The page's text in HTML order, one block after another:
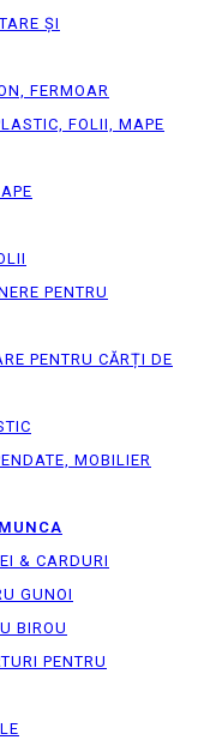
ȘI
FERMOAR
FOLII, MAPE
PENTRU
PENTRU CĂRȚI DE
MOBILIER
& СARDURI
GUNOI
BIROU
PENTRU